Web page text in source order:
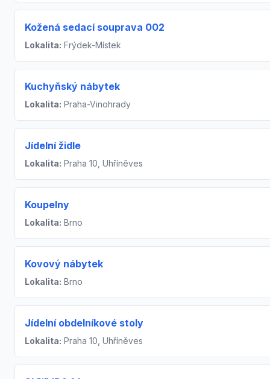
Kožená sedací souprava 002
Lokalita: Frýdek-Místek
Kuchyňský nábytek
Lokalita: Praha-Vinohrady
Jídelní židle
Lokalita: Praha 10, Uhříněves
Koupelny
Lokalita: Brno
Kovový nábytek
Lokalita: Brno
Jídelní obdelníkové stoly
Lokalita: Praha 10, Uhříněves